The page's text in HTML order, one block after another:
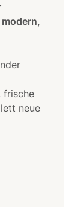
frische
neue